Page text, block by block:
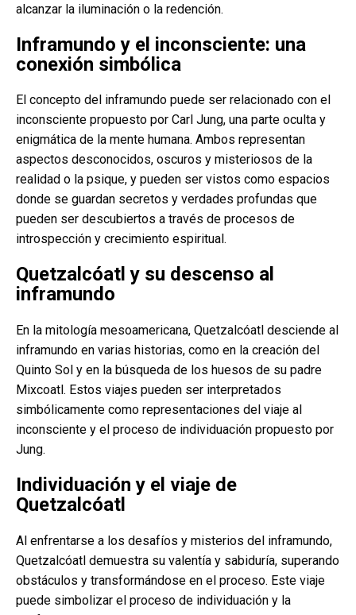
alcanzar la iluminación o la redención.
Inframundo y el inconsciente: una
conexión simbólica
El concepto del inframundo puede ser relacionado con el
inconsciente propuesto por Carl Jung, una parte oculta y
enigmática de la mente humana. Ambos representan
aspectos desconocidos, oscuros y misteriosos de la
realidad o la psique, y pueden ser vistos como espacios
donde se guardan secretos y verdades profundas que
pueden ser descubiertos a través de procesos de
introspección y crecimiento espiritual.
Quetzalcóatl y su descenso al
inframundo
En la mitología mesoamericana, Quetzalcóatl desciende al
inframundo en varias historias, como en la creación del
Quinto Sol y en la búsqueda de los huesos de su padre
Mixcoatl. Estos viajes pueden ser interpretados
simbólicamente como representaciones del viaje al
inconsciente y el proceso de individuación propuesto por
Jung.
Individuación y el viaje de
Quetzalcóatl
Al enfrentarse a los desafíos y misterios del inframundo,
Quetzalcóatl demuestra su valentía y sabiduría, superando
obstáculos y transformándose en el proceso. Este viaje
puede simbolizar el proceso de individuación y la